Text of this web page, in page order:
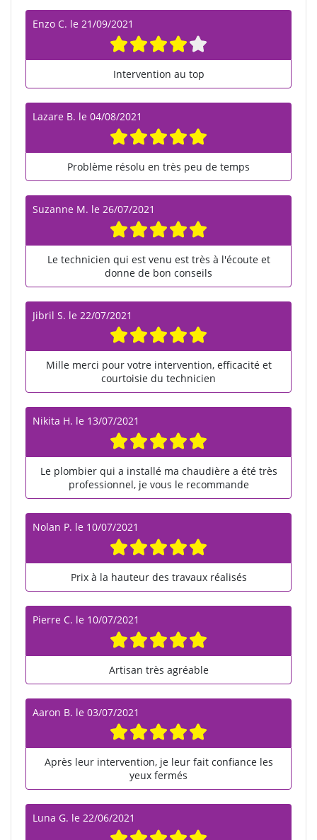
Enzo C. le 21/09/2021
Intervention au top
Lazare B. le 04/08/2021
Problème résolu en très peu de temps
Suzanne M. le 26/07/2021
Le technicien qui est venu est très à l'écoute et
donne de bon conseils
Jibril S. le 22/07/2021
Mille merci pour votre intervention, efficacité et
courtoisie du technicien
Nikita H. le 13/07/2021
Le plombier qui a installé ma chaudière a été très
professionnel, je vous le recommande
Nolan P. le 10/07/2021
Prix à la hauteur des travaux réalisés
Pierre C. le 10/07/2021
Artisan très agréable
Aaron B. le 03/07/2021
Après leur intervention, je leur fait confiance les
yeux fermés
Luna G. le 22/06/2021